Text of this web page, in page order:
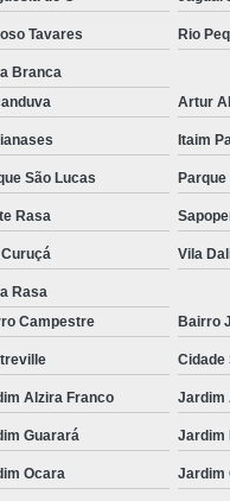
Tavares Rio
Branca
Artur
Itaim
São Lucas Parque
Rasa
Vila
Rasa
Campestre Bairro
Cidade
Alzira Franco Jardim
Guarará Jardim
Ocara Jardim